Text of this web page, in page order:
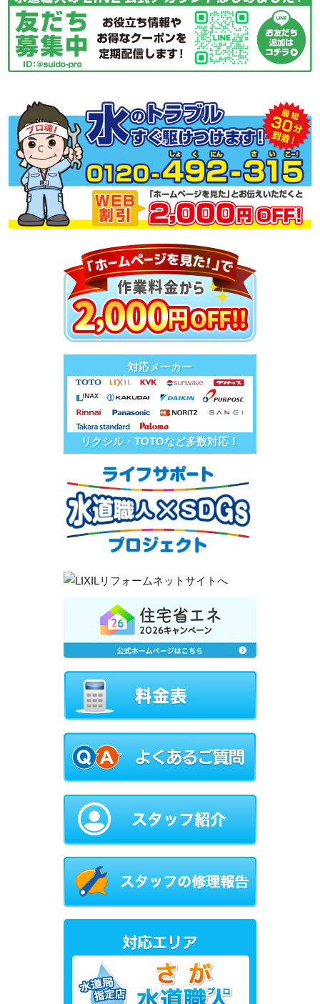
対応メーカー
リクシル・TOTOなど多数対応！